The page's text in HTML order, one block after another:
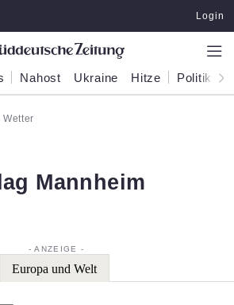
Login
Nahost Ukraine Hitze Politik
Wetter
Mannheim
Europa und Welt